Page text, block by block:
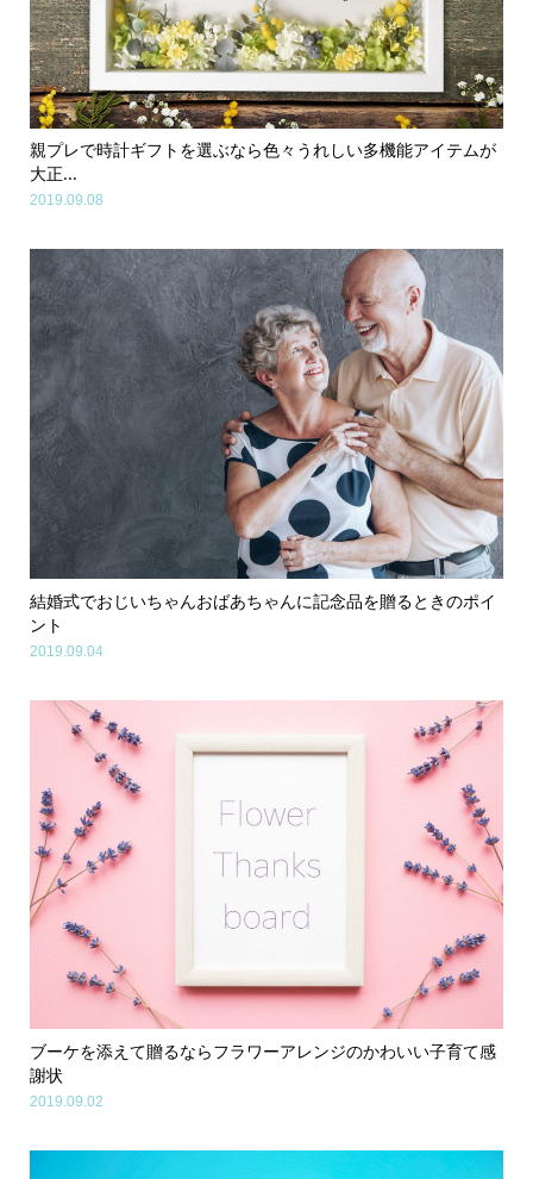
親プレで時計ギフトを選ぶなら色々うれしい多機能アイテムが
大正...
2019.09.08
結婚式でおじいちゃんおばあちゃんに記念品を贈るときのポイ
ント
2019.09.04
ブーケを添えて贈るならフラワーアレンジのかわいい子育て感
謝状
2019.09.02